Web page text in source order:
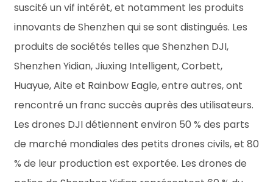
suscité un vif intérêt, et notamment les produits
innovants de Shenzhen qui se sont distingués. Les
produits de sociétés telles que Shenzhen DJI,
Shenzhen Yidian, Jiuxing Intelligent, Corbett,
Huayue, Aite et Rainbow Eagle, entre autres, ont
rencontré un franc succès auprès des utilisateurs.
Les drones DJI détiennent environ 50 % des parts
de marché mondiales des petits drones civils, et 80
% de leur production est exportée. Les drones de